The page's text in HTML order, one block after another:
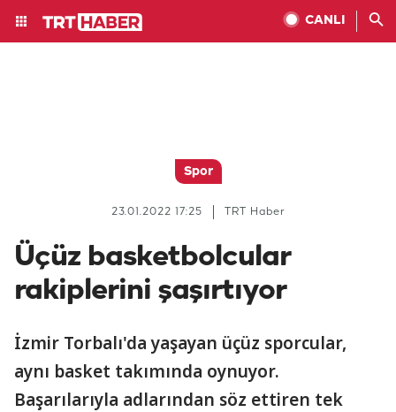
CANLI
Spor
TRT Haber
23.01.2022 17:25
Üçüz basketbolcular
rakiplerini şaşırtıyor
İzmir Torbalı'da yaşayan üçüz sporcular,
aynı basket takımında oynuyor.
Başarılarıyla adlarından söz ettiren tek